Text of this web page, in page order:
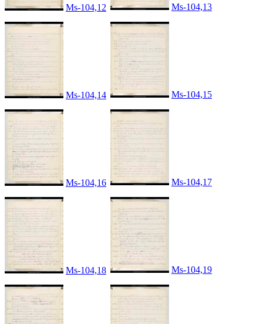
Ms-104,12 Ms-104,13
Ms-104,14 Ms-104,15
Ms-104,16 Ms-104,17
Ms-104,18 Ms-104,19